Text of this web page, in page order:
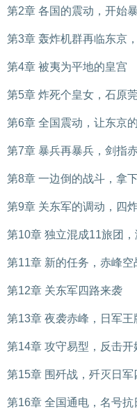
第2章 各国的震动，开始
第3章 轰炸机群再临东京
第4章 被夷为平地的皇宫
第5章 炸死个皇女，石原
第6章 全国震动，让东京
第7章 暴兵再暴兵，剑指
第8章 一边倒的战斗，拿
第9章 关东军的调动，四
第10章 独立混成11旅团
第11章 新的任务，赤峰空
第12章 关东军四路来袭
第13章 夜袭赤峰，日军王
第14章 攻守易型，反击开
第15章 围歼战，歼灭日军
第16章 全国通电，名号抗